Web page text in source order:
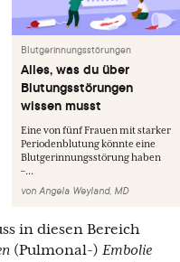
Blutgerinnungsstörungen
Alles, was du über
Blutungsstörungen
wissen musst
Eine von fünf Frauen mit starker
Periodenblutung könnte eine
Blutgerinnungsstörung haben
–...
von Angela Weyland, MD
in diesen Bereich
(Pulmonal-) Embolie